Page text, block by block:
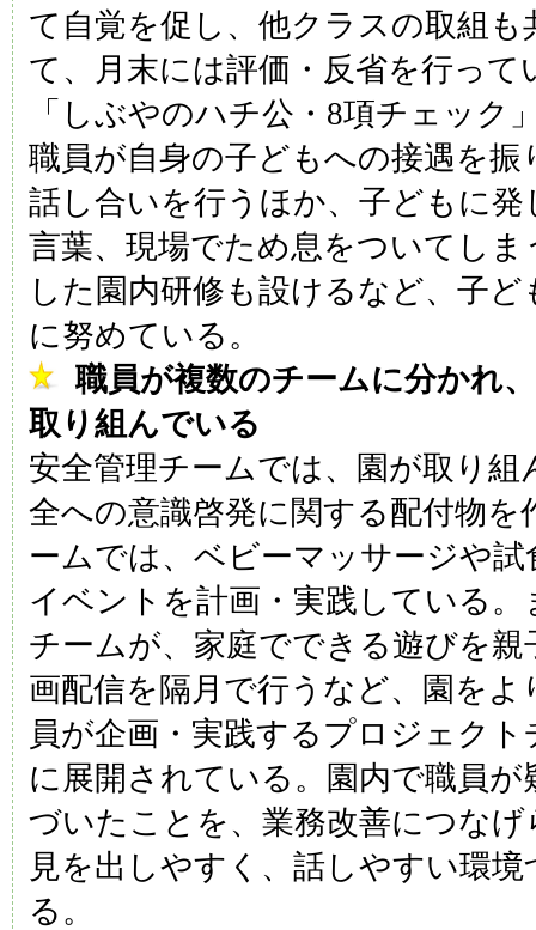
て自覚を促し、他クラスの取組
て、月末には評価・反省を行って
「しぶやのハチ公・8項チェック
職員が自身の子どもへの接遇を
話し合いを行うほか、子どもに
言葉、現場でため息をついてし
した園内研修も設けるなど、子
に努めている。
職員が複数のチームに分かれ
取り組んでいる
安全管理チームでは、園が取り組
全への意識啓発に関する配付物を
ームでは、ベビーマッサージや
イベントを計画・実践している
チームが、家庭でできる遊びを
画配信を隔月で行うなど、園を
員が企画・実践するプロジェク
に展開されている。園内で職員
づいたことを、業務改善につな
見を出しやすく、話しやすい環
る。